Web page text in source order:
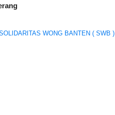
WONG BANTEN ( SWB )